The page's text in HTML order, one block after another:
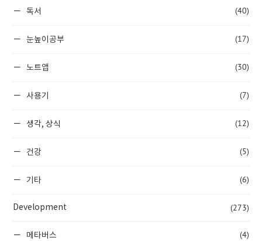
독서 (40)
눈높이공부 (17)
노트앱 (30)
사용기 (7)
생각, 상식 (12)
건강 (5)
기타 (6)
Development (273)
메타버스 (4)